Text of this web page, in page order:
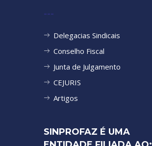
---
Delegacias Sindicais
Conselho Fiscal
Junta de Julgamento
CEJURIS
Artigos
SINPROFAZ É UMA